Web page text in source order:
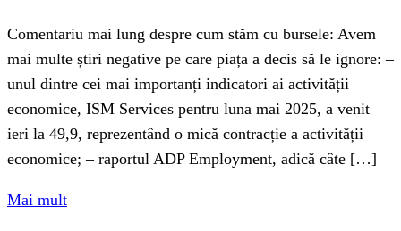
Comentariu mai lung despre cum stăm cu bursele: Avem
mai multe știri negative pe care piața a decis să le ignore: –
unul dintre cei mai importanți indicatori ai activității
economice, ISM Services pentru luna mai 2025, a venit
ieri la 49,9, reprezentând o mică contracție a activității
economice; – raportul ADP Employment, adică câte […]
Mai mult